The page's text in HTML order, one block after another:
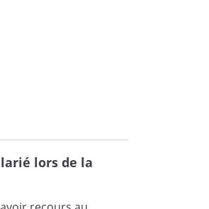
lors de la